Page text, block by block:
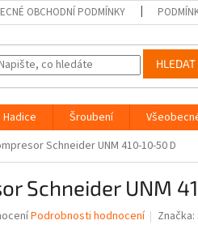
OBCHODNÍ PODMÍNKY
HLEDAT
Hadice Šroubení
Schneider UNM 410-10-50 D
Schneider UNM
Podrobnosti hodnocení Značka: